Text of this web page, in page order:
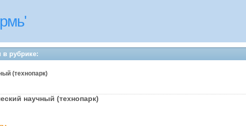
в рубрике:
(технопарк)
научный (технопарк)